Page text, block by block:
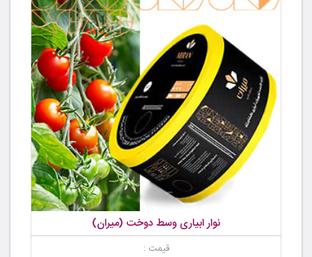
نوار ابیاری وسط دوخت (میران)
قیمت :